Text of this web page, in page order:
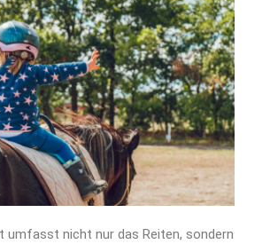
umfasst nicht nur das Reiten, sondern